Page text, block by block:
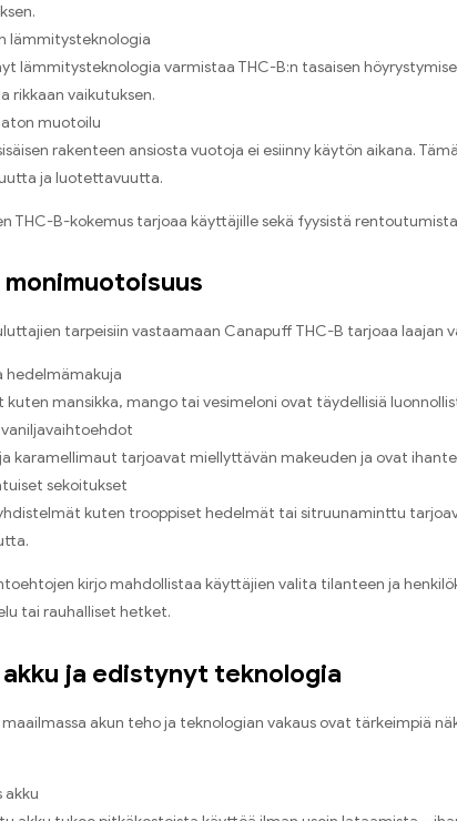
lämmitysteknologia
lämmitysteknologia varmistaa THC-B:n tasaisen
rikkaan vaikutuksen.
muotoilu
rakenteen ansiosta vuotoja ei esiinny käytön aikana.
ja luotettavuutta.
THC-B-kokemus tarjoaa käyttäjille sekä fyysistä
tarpeisiin vastaamaan Canapuff THC-B tarjoaa
hedelmämakuja
kuten mansikka, mango tai vesimeloni ovat täydellisiä
karamellimaut tarjoavat miellyttävän makeuden ja ovat
sekoitukset
kuten trooppiset hedelmät tai sitruunaminttu
kirjo mahdollistaa käyttäjien valita tilanteen ja
tai rauhalliset hetket.
ja edistynyt teknologia
akun teho ja teknologian vakaus ovat tärkeimpiä
akku